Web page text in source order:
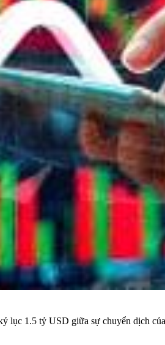
lục 1.5 tỷ USD giữa sự chuyển dịch